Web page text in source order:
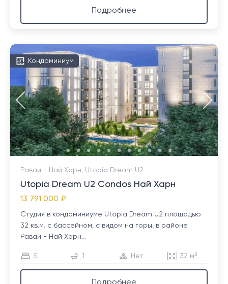
Подробнее
Кондоминиум
Раваи - Най Харн, Utopia Dream U2
Utopia Dream U2 Condos Най Харн
13 791 000 ₽
Студия в кондоминиуме Utopia Dream U2 площадью
32 кв.м. с бассейном, с видом на горы, в районе
Раваи - Най Харн...
S 1 Нет 32 м²